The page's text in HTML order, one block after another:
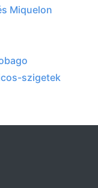
Miquelon
szigetek